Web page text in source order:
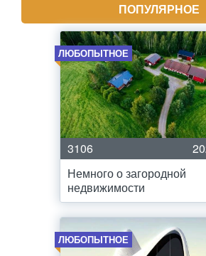
ПОПУЛЯРНОЕ
ЛЮБОПЫТНОЕ
3106
Немного о загородной
недвижимости
ЛЮБОПЫТНОЕ